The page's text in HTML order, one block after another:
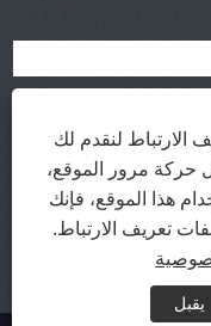
حقوق الطبع والنشر © 2021-2022 CHISA Group Limited جميع الحقوق
Sitemap
الارتباط لنقدم لك
حركة مرور الموقع،
هذا الموقع، فإنك
تعريف الارتباط.
يقبل